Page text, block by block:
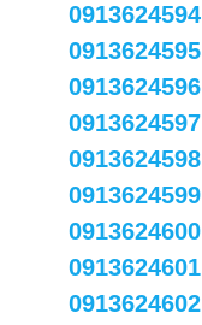
0913624594
0913624595
0913624596
0913624597
0913624598
0913624599
0913624600
0913624601
0913624602